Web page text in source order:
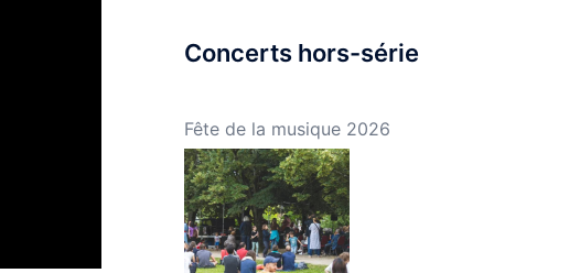
Concerts hors-série
Fête de la musique 2026